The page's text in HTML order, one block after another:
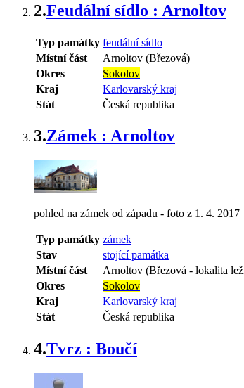
2.Feudální sídlo : Arnoltov
Typ památky feudální sídlo
Místní část
Arnoltov (Březová)
Okres
Sokolov
Kraj
Karlovarský kraj
Stát
Česká republika
3.Zámek : Arnoltov
pohled na zámek od západu - foto z 1. 4. 2017
Typ památky zámek
Stav
stojící památka
Místní část
Arnoltov (Březová - lokalita
Okres
Sokolov
Kraj
Karlovarský kraj
Stát
Česká republika
4.Tvrz : Boučí